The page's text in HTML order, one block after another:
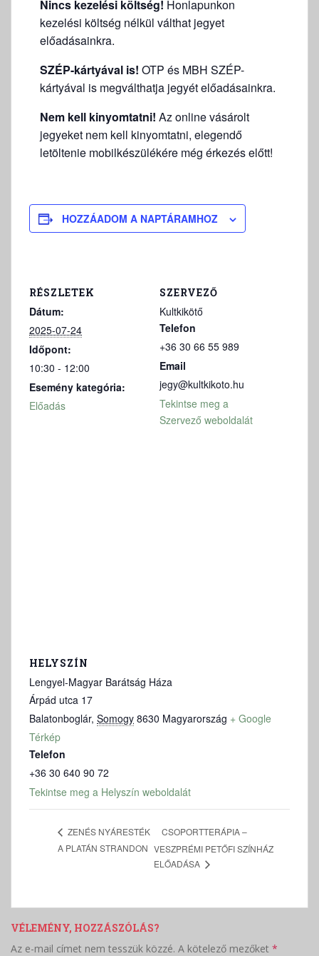
Nincs kezelési költség! Honlapunkon
kezelési költség nélkül válthat jegyet
előadásainkra.
SZÉP-kártyával is! OTP és MBH SZÉP-
kártyával is megválthatja jegyét előadásainkra.
Nem kell kinyomtatni! Az online vásárolt
jegyeket nem kell kinyomtatni, elegendő
letöltenie mobilkészülékére még érkezés előtt!
HOZZÁADOM A NAPTÁRAMHOZ
RÉSZLETEK
Dátum:
2025-07-24
Időpont:
10:30 - 12:00
Esemény kategória:
Előadás
SZERVEZŐ
Kultkikötő
Telefon
+36 30 66 55 989
Email
jegy@kultkikoto.hu
Tekintse meg a
Szervező weboldalát
HELYSZÍN
Lengyel-Magyar Barátság Háza
Árpád utca 17
Balatonboglár, Somogy 8630 Magyarország + Google
Térkép
Telefon
+36 30 640 90 72
Tekintse meg a Helyszín weboldalát
ZENÉS NYÁRESTÉK
A PLATÁN STRANDON
CSOPORTTERÁPIA –
VESZPRÉMI PETŐFI SZÍNHÁZ
ELŐADÁSA
VÉLEMÉNY, HOZZÁSZÓLÁS?
Az e-mail címet nem tesszük közzé. A kötelező mezőket *